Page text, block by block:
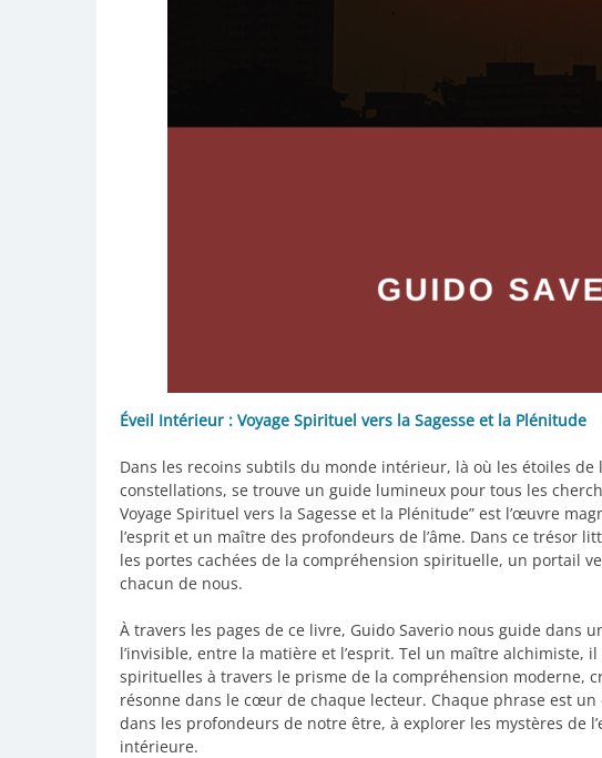
Éveil Intérieur : Voyage Spirituel vers la Sagesse et la Plénitude
Dans les recoins subtils du monde intérieur, là où les étoiles
constellations, se trouve un guide lumineux pour tous les
Voyage Spirituel vers la Sagesse et la Plénitude” est l’œuvre
l’esprit et un maître des profondeurs de l’âme. Dans ce trésor
les portes cachées de la compréhension spirituelle, un portail
chacun de nous.
À travers les pages de ce livre, Guido Saverio nous guide dans
l’invisible, entre la matière et l’esprit. Tel un maître alchimiste,
spirituelles à travers le prisme de la compréhension moderne,
résonne dans le cœur de chaque lecteur. Chaque phrase est
dans les profondeurs de notre être, à explorer les mystères de
intérieure.